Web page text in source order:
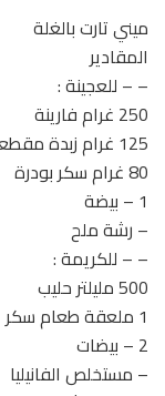
ميني تارت بالغلة
المقادير
– – للعجينة :
250 غرام فارينة
125 غرام زبدة مقطعة مكعبات
80 غرام سكر بودرة
1 – بيضة
– رشة ملح
– – للكريمة :
500 مليلتر حليب
1 ملعقة طعام سكر
2 – بيضات
– مستخلص الفانيليا